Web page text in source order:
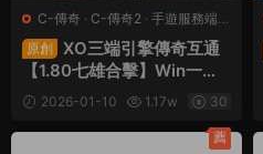
C-傳奇 · C-傳奇2 · 手遊服務端·
端遊服務端
原創
XO三端引擎傳奇互通
【1.80七雄合擊】Win一鍵
服務端+PC安卓蘋果三端
+加密工具+視頻架設教程
2026-01-10 1.17w 30
薦